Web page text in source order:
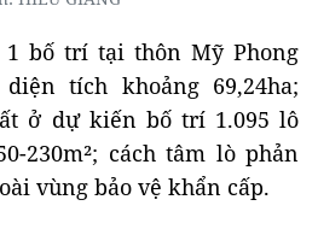
1 bố trí tại thôn Mỹ Phong
tích khoảng 69,24ha;
ở dự kiến bố trí 1.095 lô
230m²; cách tâm lò phản
vùng bảo vệ khẩn cấp.